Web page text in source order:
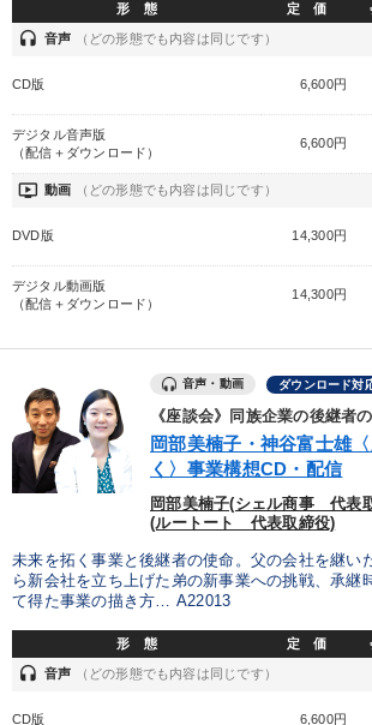
形 態 定 価
headset 音声 （どの形態でも内容は同じです）
CD版 6,600円
デジタル音声版
（配信＋ダウンロード）
6,600円
ondemand_video 動画 （どの形態でも内容は同じです）
DVD版 14,300円
デジタル動画版
（配信＋ダウンロード）
14,300円
音声・動画 ダウンロード対
《座談会》同族企業の後継者の
岡部美楠子・神谷富士雄
く〉事業構想CD・配信
岡部美楠子(シェル商事 代表
(ルートート 代表取締役)
未来を拓く事業と後継者の使命。父の会社を継い
ら新会社を立ち上げた弟の新事業への挑戦、承継
て得た事業の描き方… A22013
形 態 定 価
headset 音声 （どの形態でも内容は同じです）
CD版 6,600円